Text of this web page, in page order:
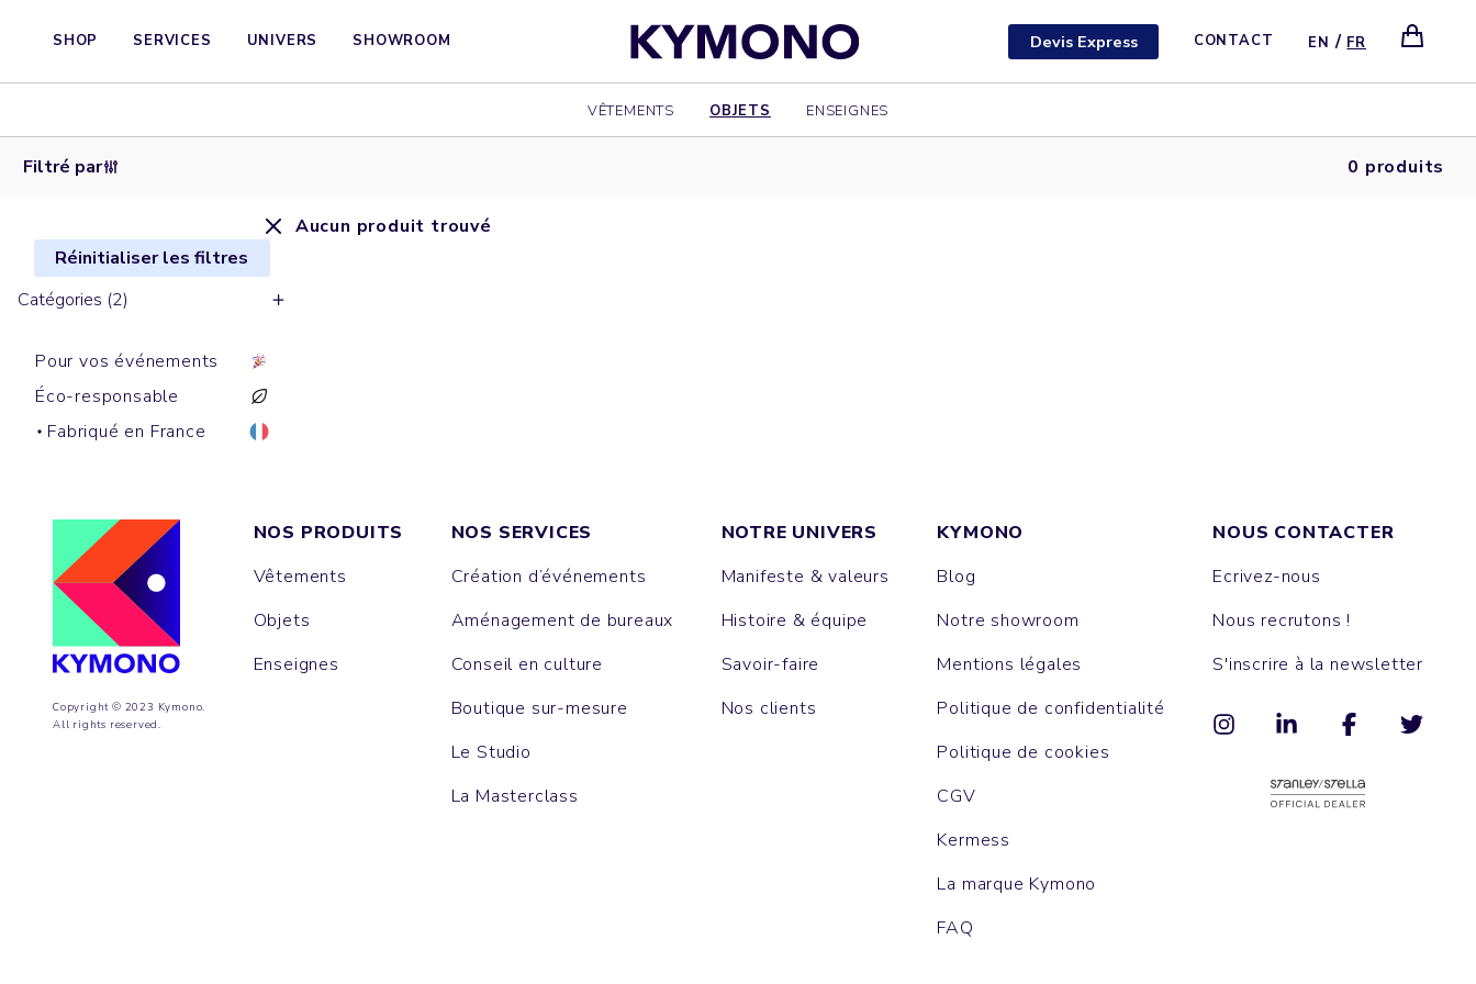
SHOP SERVICES UNIVERS SHOWROOM Devis Express CONTACT EN / FR
VÊTEMENTS OBJETS ENSEIGNES
Filtré par 0 produits
Réinitialiser les filtres
Catégories (2)
Pour vos événements
Éco-responsable
Fabriqué en France
Aucun produit trouvé
Copyright © 2023 Kymono.
All rights reserved.
NOS PRODUITS
Vêtements
Objets
Enseignes
NOS SERVICES
Création d’événements
Aménagement de bureaux
Conseil en culture
Boutique sur-mesure
Le Studio
La Masterclass
NOTRE UNIVERS
Manifeste & valeurs
Histoire & équipe
Savoir-faire
Nos clients
KYMONO
Blog
Notre showroom
Mentions légales
Politique de confidentialité
Politique de cookies
CGV
Kermess
La marque Kymono
FAQ
NOUS CONTACTER
Ecrivez-nous
Nous recrutons !
S'inscrire à la newsletter